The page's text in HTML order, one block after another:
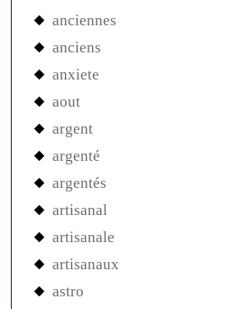
anciennes
anciens
anxiete
aout
argent
argenté
argentés
artisanal
artisanale
artisanaux
astro